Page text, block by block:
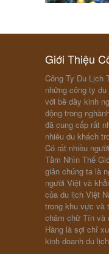
Giới Thiệu
Công Ty Du Lịch
những công ty
với bề dầy kinh
động trong
đã cung cấp rất
nhiều du khách
Có rất nhiều
Tầm Nhìn Thế
giản chúng ta là
người Việt và
của du lịch Việt
trong khu vực và
châm chữ Tín và
Hàng là sợi chỉ
kinh doanh du